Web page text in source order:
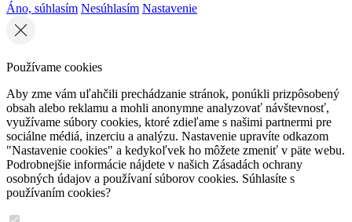
Áno, súhlasím Nesúhlasím Nastavenie
Používame cookies
Aby zme vám uľahčili prechádzanie stránok, ponúkli prizpôsobený
obsah alebo reklamu a mohli anonymne analyzovať návštevnosť,
využívame súbory cookies, ktoré zdieľame s našimi partnermi pre
sociálne médiá, inzerciu a analýzu. Nastavenie upravíte odkazom
"Nastavenie cookies" a kedykoľvek ho môžete zmeniť v päte webu.
Podrobnejšie informácie nájdete v našich Zásadách ochrany
osobných údajov a používaní súborov cookies. Súhlasíte s
používaním cookies?